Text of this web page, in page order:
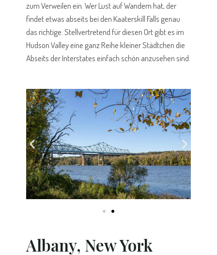
zum Verweilen ein. Wer Lust auf Wandern hat, der
findet etwas abseits bei den Kaaterskill Falls genau
das richtige. Stellvertretend für diesen Ort gibt es im
Hudson Valley eine ganz Reihe kleiner Städtchen die
Abseits der Interstates einfach schön anzusehen sind.
Albany, New York